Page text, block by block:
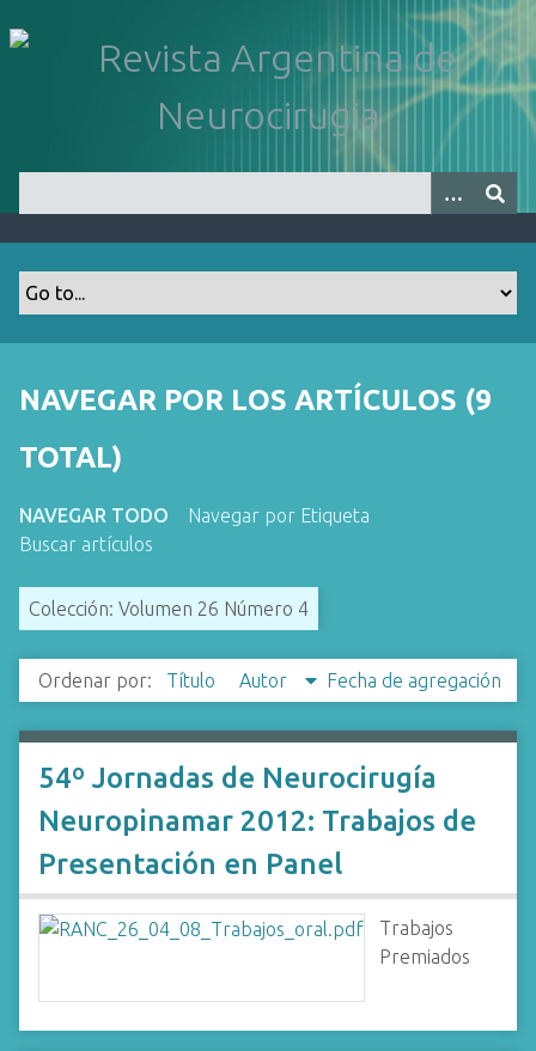
l
c
NAVEGAR POR LOS ARTÍCULOS (9
TOTAL)
NAVEGAR TODO
Navegar por Etiqueta
Buscar artículos
Colección: Volumen 26 Número 4
Ordenar por: Título Autor Fecha de agregación
54º Jornadas de Neurocirugía
Neuropinamar 2012: Trabajos de
Presentación en Panel
Trabajos
Premiados